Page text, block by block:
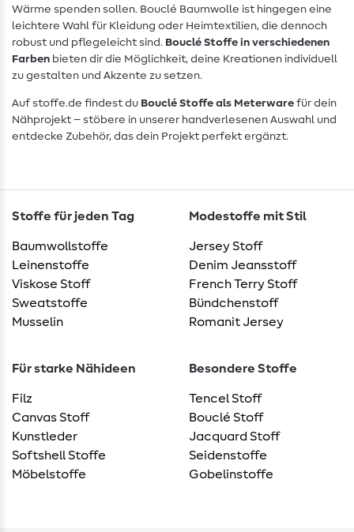
Wärme spenden sollen. Bouclé Baumwolle ist hingegen eine
leichtere Wahl für Kleidung oder Heimtextilien, die dennoch
robust und pflegeleicht sind. Bouclé Stoffe in verschiedenen
Farben bieten dir die Möglichkeit, deine Kreationen individuell
zu gestalten und Akzente zu setzen.
Auf stoffe.de findest du Bouclé Stoffe als Meterware für dein
Nähprojekt – stöbere in unserer handverlesenen Auswahl und
entdecke Zubehör, das dein Projekt perfekt ergänzt.
Stoffe für jeden Tag
Baumwollstoffe
Leinenstoffe
Viskose Stoff
Sweatstoffe
Musselin
Modestoffe mit Stil
Jersey Stoff
Denim Jeansstoff
French Terry Stoff
Bündchenstoff
Romanit Jersey
Für starke Nähideen
Filz
Canvas Stoff
Kunstleder
Softshell Stoffe
Möbelstoffe
Besondere Stoffe
Tencel Stoff
Bouclé Stoff
Jacquard Stoff
Seidenstoffe
Gobelinstoffe